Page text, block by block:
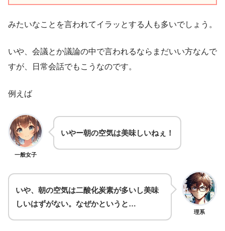
みたいなことを言われてイラッとする人も多いでしょう。
いや、会議とか議論の中で言われるならまだいい方なんで
すが、日常会話でもこうなのです。
例えば
一般女子
いやー朝の空気は美味しいねぇ！
理系
いや、朝の空気は二酸化炭素が多いし美味
しいはずがない。なぜかというと…